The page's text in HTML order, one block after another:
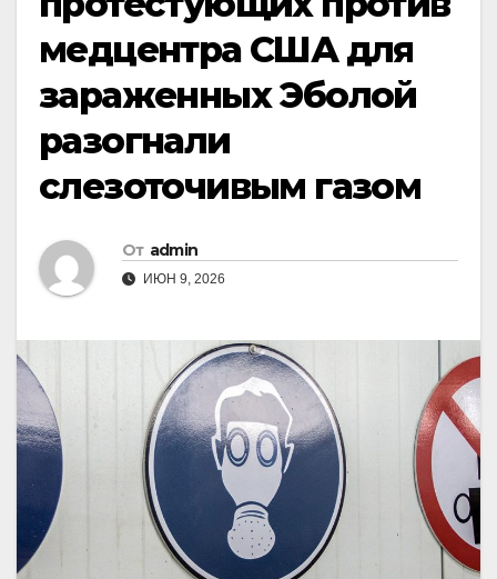
медцентра США для
зараженных Эболой
разогнали
слезоточивым газом
От admin
ИЮН 9, 2026